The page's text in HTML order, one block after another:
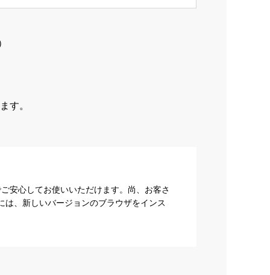
す。
安心してお使いいただけます。尚、お客さ
、新しいバージョンのブラウザをインス